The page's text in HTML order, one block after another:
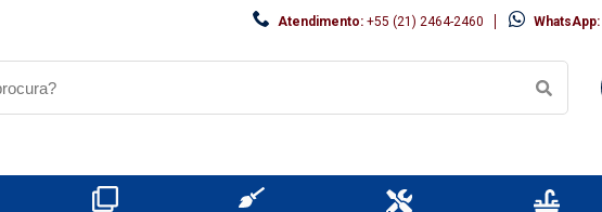
Atendimento: +55 (21) 2464-2460 WhatsApp: